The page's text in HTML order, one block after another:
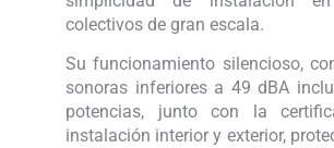
colectivos de gran escala.
Su funcionamiento silencioso,
sonoras inferiores a 49 dBA
potencias, junto con la
instalación interior y exterior,